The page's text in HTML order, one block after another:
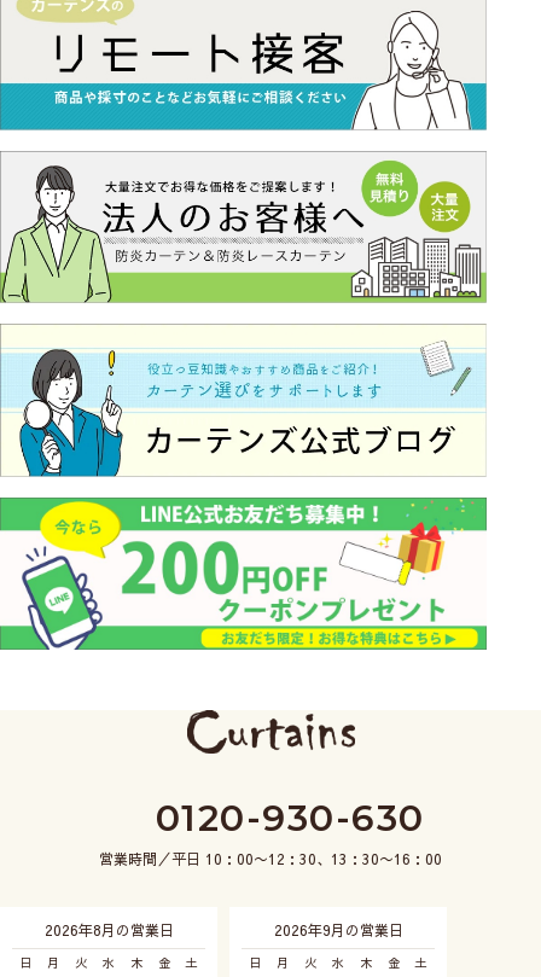
0120-930-630
営業時間／平日 10：00〜12：30、13：30〜16：00
2026年8月の営業日
日 月 火 水 木 金
土
2026年9月の営業日
日 月 火 水 木 金
土